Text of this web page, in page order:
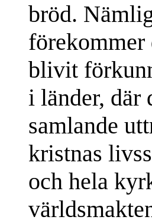
bröd.
förekommer
blivit
i länder, där
samlande
kristnas
och hela